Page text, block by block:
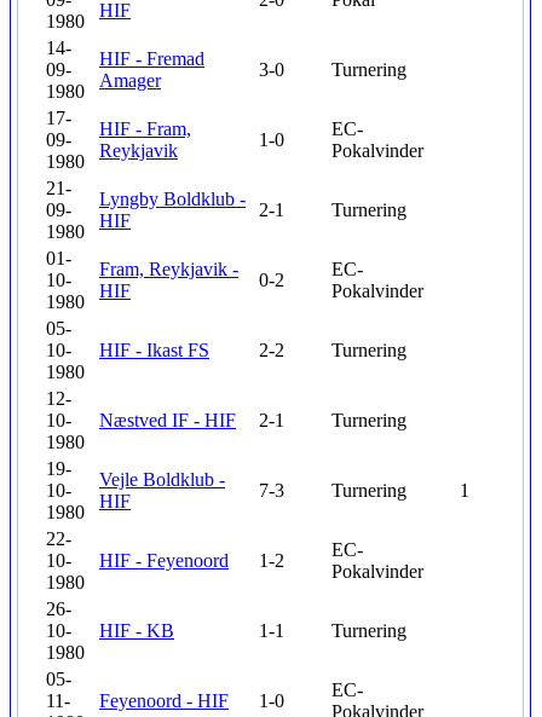
1980
HIF
14-
09-
1980
HIF - Fremad
Amager
3-0 Turnering
17-
09-
1980
HIF - Fram,
Reykjavik
1-0
EC-
Pokalvinder
21-
09-
1980
Lyngby Boldklub -
HIF
2-1 Turnering
01-
10-
1980
Fram, Reykjavik -
HIF
0-2
EC-
Pokalvinder
05-
10-
1980
HIF - Ikast FS 2-2 Turnering
12-
10-
1980
Næstved IF - HIF 2-1 Turnering
19-
10-
1980
Vejle Boldklub -
HIF
7-3 Turnering 1
22-
10-
1980
HIF - Feyenoord 1-2
EC-
Pokalvinder
26-
10-
1980
HIF - KB 1-1 Turnering
05-
11-
Feyenoord - HIF 1-0
EC-
Pokalvinder